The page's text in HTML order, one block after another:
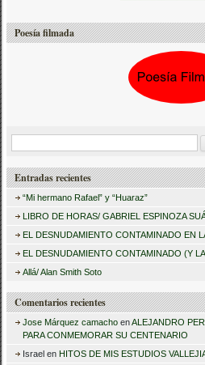
Poesía filmada
s
r
Entradas recientes
“Mi hermano Rafael” y “Huaraz”
LIBRO DE HORAS/ GABRIEL ESPINOZA
EL DESNUDAMIENTO CONTAMINADO EN
EL DESNUDAMIENTO CONTAMINADO (Y
Allá/ Alan Smith Soto
Comentarios recientes
Jose Márquez camacho enALEJANDRO
PARA CONMEMORAR SU CENTENARIO
Israel en HITOS DE MIS ESTUDIOS